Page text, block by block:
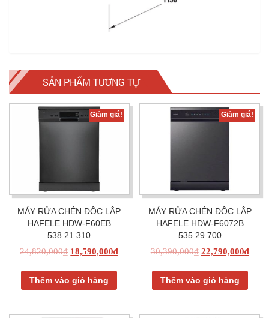
SẢN PHẨM TƯƠNG TỰ
Giảm giá!
MÁY RỬA CHÉN ĐỘC LẬP
HAFELE HDW-F60EB
538.21.310
24,820,000₫ 18,590,000₫
Thêm vào giỏ hàng
Giảm giá!
MÁY RỬA CHÉN ĐỘC LẬP
HAFELE HDW-F6072B
535.29.700
30,390,000₫ 22,790,000₫
Thêm vào giỏ hàng